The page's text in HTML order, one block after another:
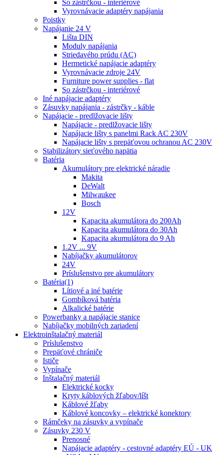
So zástrčkou - interiérové
Vyrovnávacie adaptéry napájania
Poistky
Napájanie 24 V
Lišta DIN
Moduly napájania
Striedavého prúdu (AC)
Hermetické napájacie adaptéry
Vyrovnávacie zdroje 24V
Furniture power supplies - flat
So zástrčkou - interiérové
Iné napájacie adaptéry
Zásuvky napájania - zástrčky - káble
Napájacie - predlžovacie lišty
Napájacie - predlžovacie lišty
Napájacie lišty s panelmi Rack AC 230V
Napájacie lišty s prepäťovou ochranou AC 230V
Stabilizátory sieťového napätia
Batéria
Akumulátory pre elektrické náradie
Makita
DeWalt
Milwaukee
Bosch
12V
Kapacita akumulátora do 200Ah
Kapacita akumulátora do 30Ah
Kapacita akumulátora do 9 Ah
1.2V ... 9V
Nabíjačky akumulátorov
24V
Príslušenstvo pre akumulátory
Batéria(1)
Lítiové a iné batérie
Gombíková batéria
Alkalické batérie
Powerbanky a napájacie stanice
Nabíjačky mobilných zariadení
Elektroinštalačný materiál
Príslušenstvo
Prepäťové chrániče
Ističe
Vypínače
Inštalačný materiál
Elektrické kocky
Kryty káblových žľabov/líšt
Káblové žľaby
Káblové koncovky – elektrické konektory
Rámčeky na zásuvky a vypínače
Zásuvky 230 V
Prenosné
Napájacie adaptéry - cestovné adaptéry EÚ - UK